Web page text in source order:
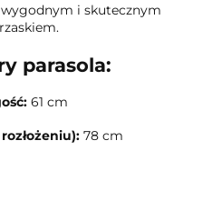
wygodnym i skutecznym
parasola:
61 cm
78 cm